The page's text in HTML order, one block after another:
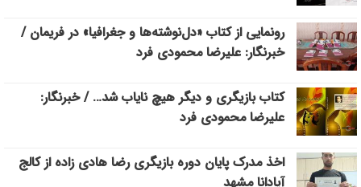
رونمایی از کتاب «دل‌نوشته‌ها و جغرافیا» در فریمان /
خبرنگار: علیرضا محمودی فرد
کتاب بازیگری و دیگر هیچ نایاب شد… / خبرنگار:
علیرضا محمودی فرد
اخذ مدرک پایان دوره بازیگری رضا هادی زاده از کالج
آپادانا مشهد